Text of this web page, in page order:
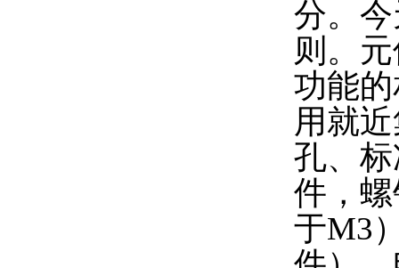
分。
则。
功能
用就
孔、
件，
于M3